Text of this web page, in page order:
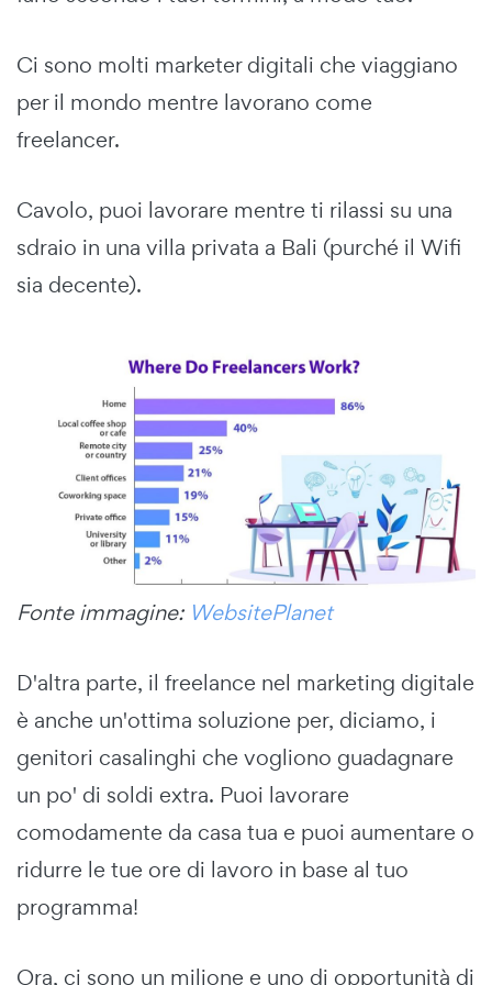
Ci sono molti marketer digitali che viaggiano
per il mondo mentre lavorano come
freelancer.
Cavolo, puoi lavorare mentre ti rilassi su una
sdraio in una villa privata a Bali (purché il Wifi
sia decente).
Fonte immagine: WebsitePlanet
D'altra parte, il freelance nel marketing digitale
è anche un'ottima soluzione per, diciamo, i
genitori casalinghi che vogliono guadagnare
un po' di soldi extra. Puoi lavorare
comodamente da casa tua e puoi aumentare o
ridurre le tue ore di lavoro in base al tuo
programma!
Ora, ci sono un milione e uno di opportunità di